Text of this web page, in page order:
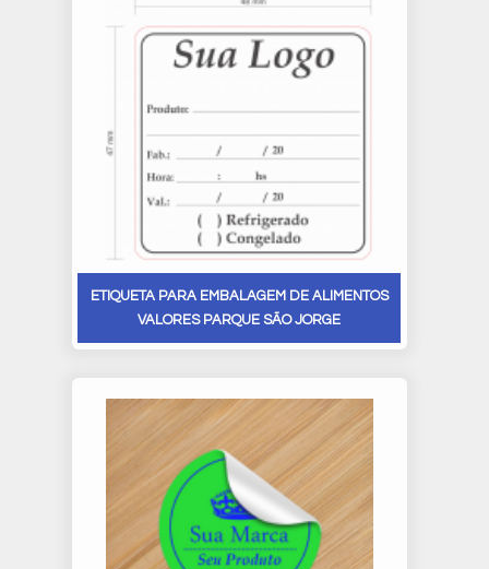
ETIQUETA PARA EMBALAGEM DE ALIMENTOS
VALORES PARQUE SÃO JORGE